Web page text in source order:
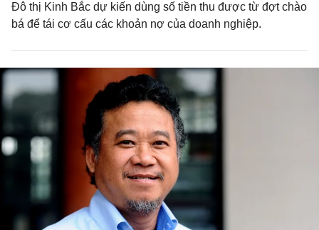
Đô thị Kinh Bắc dự kiến dùng số tiền thu được từ đợt chào
bá để tái cơ cấu các khoản nợ của doanh nghiệp.